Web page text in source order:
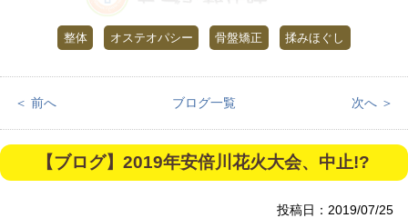
整体 オステオパシー 骨盤矯正 揉みほぐし
＜ 前へ ブログ一覧 次へ ＞
【ブログ】2019年安倍川花火大会、中止!?
投稿日：2019/07/25